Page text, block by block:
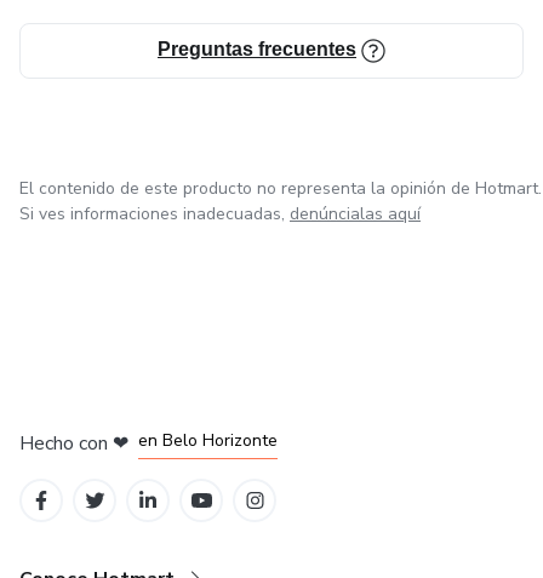
Preguntas frecuentes
El contenido de este producto no representa la opinión de Hotmart.
Si ves informaciones inadecuadas, denúncialas aquí
Hecho con ❤ en Belo Horizonte